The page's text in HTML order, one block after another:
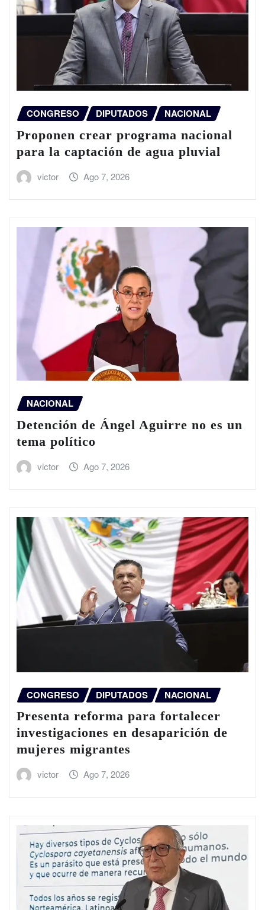
CONGRESO DIPUTADOS NACIONAL
Proponen crear programa nacional
para la captación de agua pluvial
victor Ago 7, 2026
NACIONAL
Detención de Ángel Aguirre no es un
tema político
victor Ago 7, 2026
CONGRESO DIPUTADOS NACIONAL
Presenta reforma para fortalecer
investigaciones en desaparición de
mujeres migrantes
victor Ago 7, 2026